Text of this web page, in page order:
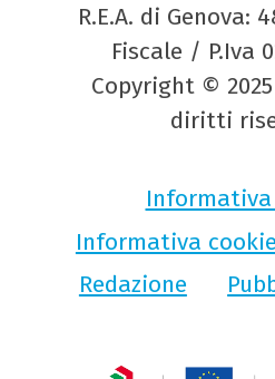
R.E.A. di Genova:
Fiscale / P.Iva
Copyright ©
diritti
Informativa cookie
Redazione